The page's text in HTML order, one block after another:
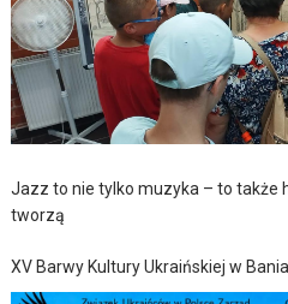
Jazz to nie tylko muzyka – to także
tworzą
XV Barwy Kultury Ukraińskiej w